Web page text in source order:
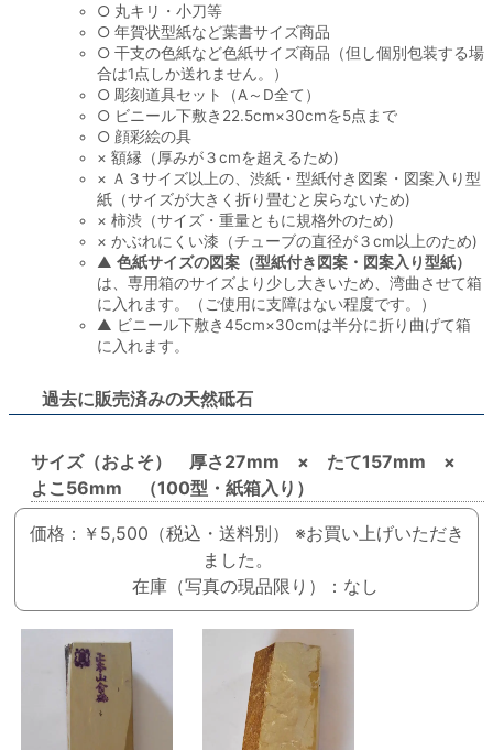
○ 丸キリ・小刀等
○ 年賀状型紙など葉書サイズ商品
○ 干支の色紙など色紙サイズ商品（但し個別包装する場
合は1点しか送れません。）
○ 彫刻道具セット（A～D全て）
○ ビニール下敷き22.5cm×30cmを5点まで
○ 顔彩絵の具
× 額縁（厚みが３cmを超えるため)
× Ａ３サイズ以上の、渋紙・型紙付き図案・図案入り型
紙（サイズが大きく折り畳むと戻らないため)
× 柿渋（サイズ・重量ともに規格外のため)
× かぶれにくい漆（チューブの直径が３cm以上のため)
▲ 色紙サイズの図案（型紙付き図案・図案入り型紙）
は、専用箱のサイズより少し大きいため、湾曲させて箱
に入れます。（ご使用に支障はない程度です。）
▲ ビニール下敷き45cm×30cmは半分に折り曲げて箱
に入れます。
過去に販売済みの天然砥石
サイズ（およそ） 厚さ27mm × たて157mm ×
よこ56mm （100型・紙箱入り）
価格：￥5,500（税込・送料別） ※お買い上げいただき
ました。
在庫（写真の現品限り）：なし